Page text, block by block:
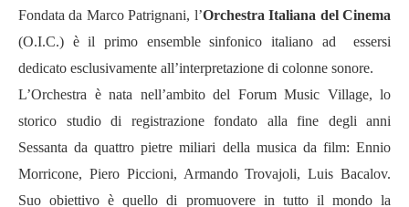
Fondata da Marco Patrignani, l’Orchestra Italiana del Cinema
(O.I.C.) è il primo ensemble sinfonico italiano ad essersi
dedicato esclusivamente all’interpretazione di colonne sonore.
L’Orchestra è nata nell’ambito del Forum Music Village, lo
storico studio di registrazione fondato alla fine degli anni
Sessanta da quattro pietre miliari della musica da film: Ennio
Morricone, Piero Piccioni, Armando Trovajoli, Luis Bacalov.
Suo obiettivo è quello di promuovere in tutto il mondo la